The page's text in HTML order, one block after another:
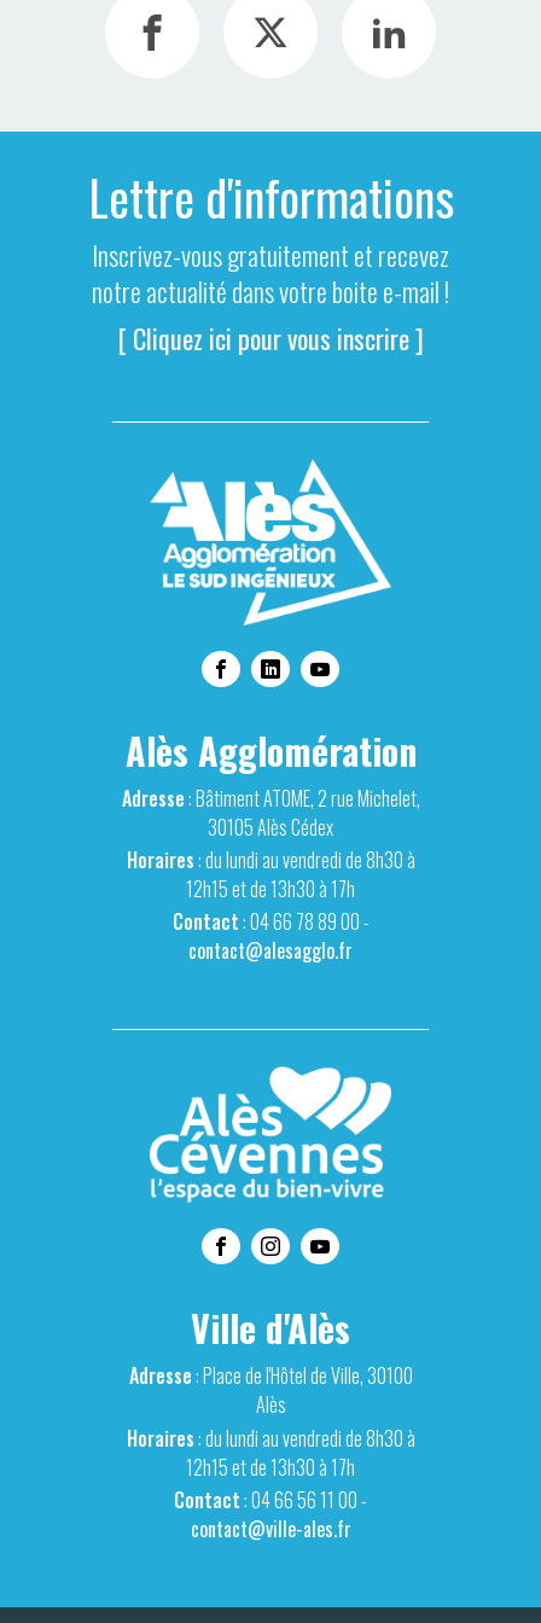
Lettre d'informations
Inscrivez-vous gratuitement et recevez
notre actualité dans votre boite e-mail !
[ Cliquez ici pour vous inscrire ]
Alès Agglomération
Adresse: Bâtiment ATOME, 2 rue Michelet,
30105 Alès Cédex
Horaires: du lundi au vendredi de 8h30 à
12h15 et de 13h30 à 17h
Contact: 04 66 78 89 00 -
contact@alesagglo.fr
Ville d'Alès
Adresse: Place de l'Hôtel de Ville, 30100
Alès
Horaires: du lundi au vendredi de 8h30 à
12h15 et de 13h30 à 17h
Contact: 04 66 56 11 00 -
contact@ville-ales.fr